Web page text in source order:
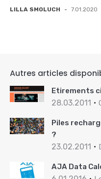
LILLA SMOLUCH - 7.01.2020
Autres articles
Etirements
28.03.2011
Piles
?
23.02.2011
AJA Data